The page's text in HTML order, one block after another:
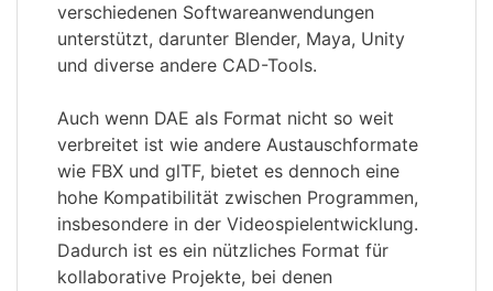
verschiedenen Softwareanwendungen
unterstützt, darunter Blender, Maya, Unity
und diverse andere CAD-Tools.
Auch wenn DAE als Format nicht so weit
verbreitet ist wie andere Austauschformate
wie FBX und glTF, bietet es dennoch eine
hohe Kompatibilität zwischen Programmen,
insbesondere in der Videospielentwicklung.
Dadurch ist es ein nützliches Format für
kollaborative Projekte, bei denen